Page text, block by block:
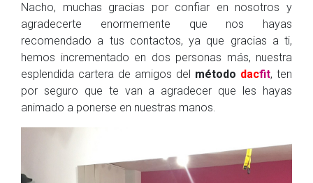
Nacho, muchas gracias por confiar en nosotros y
agradecerte enormemente que nos hayas
recomendado a tus contactos, ya que gracias a ti,
hemos incrementado en dos personas más, nuestra
esplendida cartera de amigos del método dacfit, ten
por seguro que te van a agradecer que les hayas
animado a ponerse en nuestras manos.